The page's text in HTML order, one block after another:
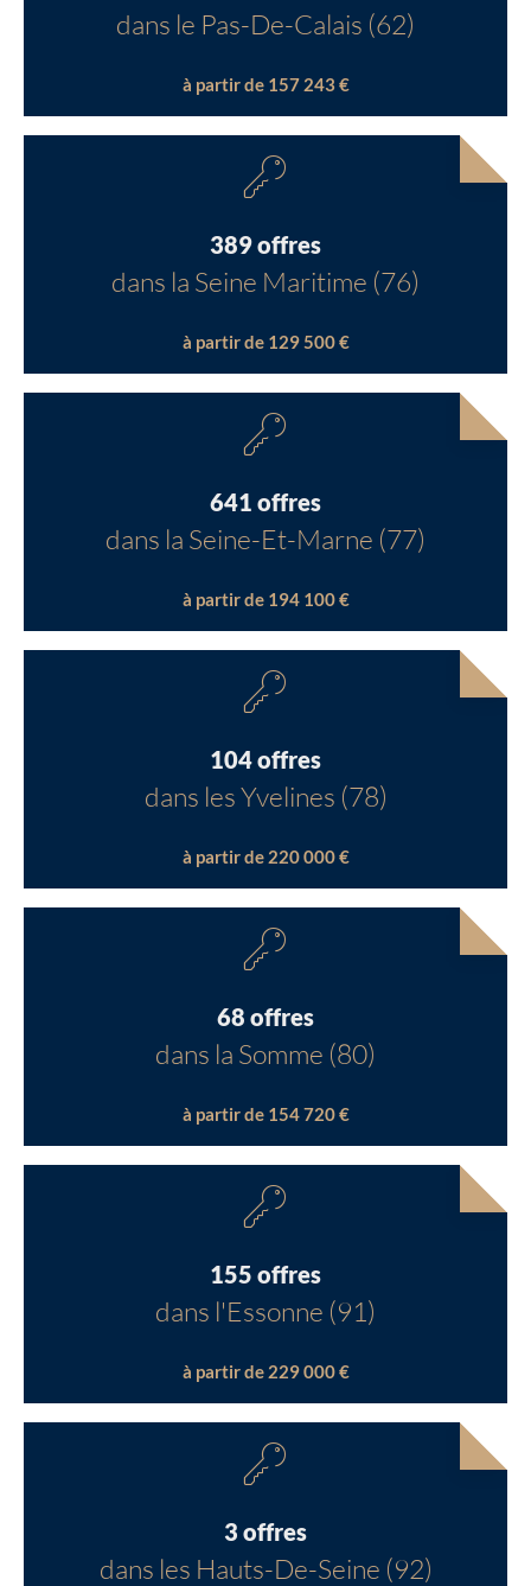
dans le Pas-De-Calais (62)
à partir de 157 243 €
389 offres
dans la Seine Maritime (76)
à partir de 129 500 €
641 offres
dans la Seine-Et-Marne (77)
à partir de 194 100 €
104 offres
dans les Yvelines (78)
à partir de 220 000 €
68 offres
dans la Somme (80)
à partir de 154 720 €
155 offres
dans l'Essonne (91)
à partir de 229 000 €
3 offres
dans les Hauts-De-Seine (92)